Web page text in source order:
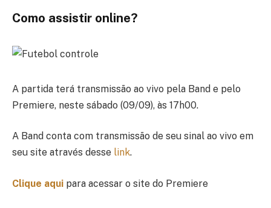
Como assistir online?
A partida terá transmissão ao vivo pela Band e pelo
Premiere, neste sábado (09/09), às 17h00.
A Band conta com transmissão de seu sinal ao vivo em
seu site através desse link.
Clique aqui para acessar o site do Premiere